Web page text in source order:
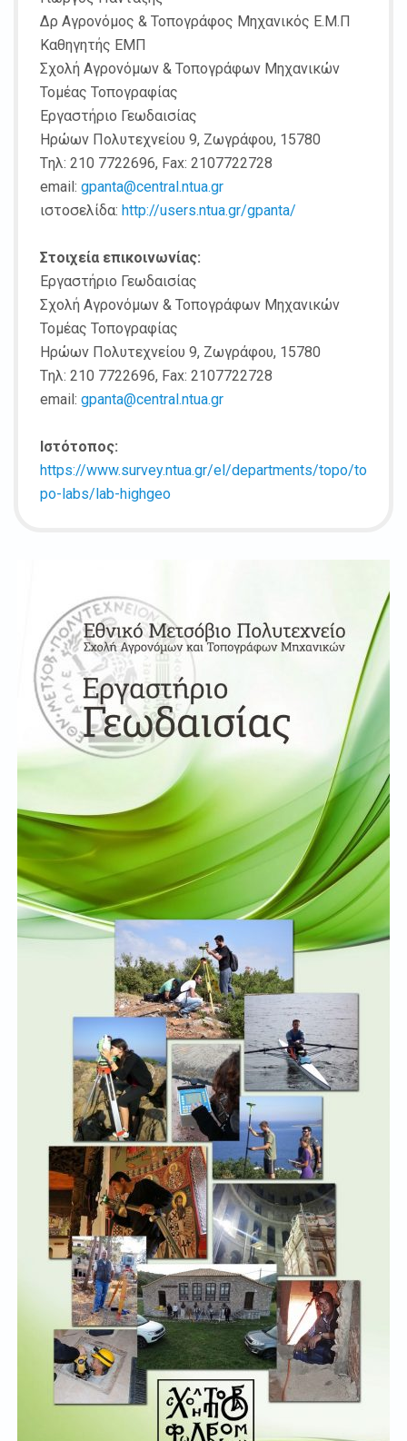
Δρ Αγρονόμος & Τοπογράφος Μηχανικός Ε.Μ.Π
Καθηγητής ΕΜΠ
Σχολή Αγρονόμων & Τοπογράφων Μηχανικών
Τομέας Τοπογραφίας
Εργαστήριο Γεωδαισίας
Ηρώων Πολυτεχνείου 9, Ζωγράφου, 15780
Tηλ: 210 7722696, Fax: 2107722728
email: gpanta@central.ntua.gr
ιστοσελίδα: http://users.ntua.gr/gpanta/
Στοιχεία επικοινωνίας:
Εργαστήριο Γεωδαισίας
Σχολή Αγρονόμων & Τοπογράφων Μηχανικών
Τομέας Τοπογραφίας
Ηρώων Πολυτεχνείου 9, Ζωγράφου, 15780
Tηλ: 210 7722696, Fax: 2107722728
email: gpanta@central.ntua.gr
Ιστότοπος:
https://www.survey.ntua.gr/el/departments/topo/to
po-labs/lab-highgeo